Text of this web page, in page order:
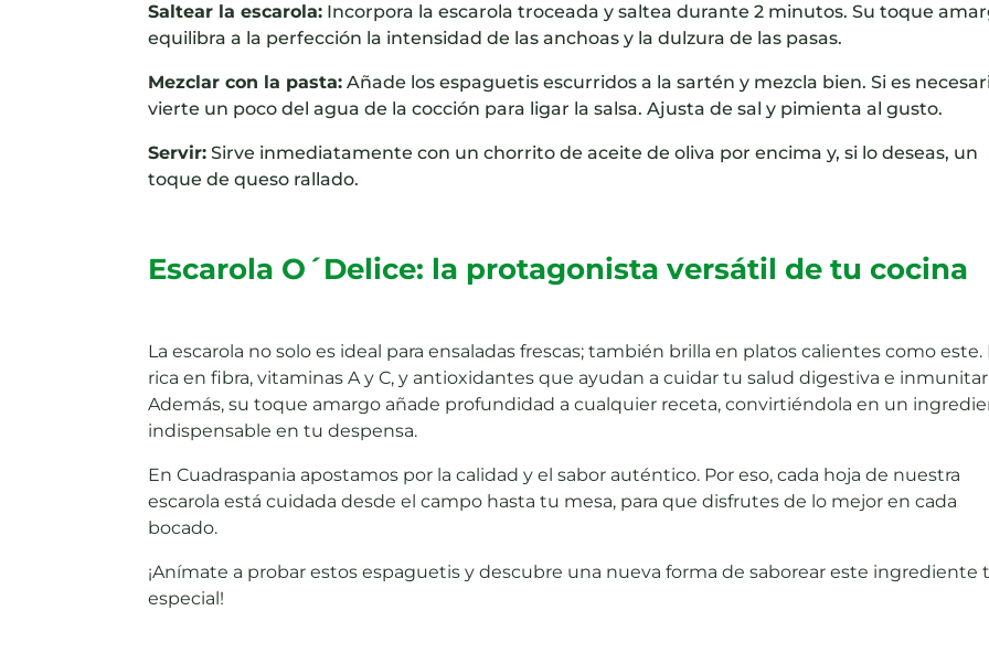
Saltear la escarola: Incorpora la escarola troceada y saltea durante 2 minutos. Su toque
equilibra a la perfección la intensidad de las anchoas y la dulzura de las pasas.
Mezclar con la pasta: Añade los espaguetis escurridos a la sartén y mezcla bien. Si es
vierte un poco del agua de la cocción para ligar la salsa. Ajusta de sal y pimienta al gusto.
Servir: Sirve inmediatamente con un chorrito de aceite de oliva por encima y, si lo deseas, un
toque de queso rallado.
Escarola O´Delice: la protagonista versátil de tu cocina
La escarola no solo es ideal para ensaladas frescas; también brilla en platos calientes como este.
rica en fibra, vitaminas A y C, y antioxidantes que ayudan a cuidartu salud digestiva e
Además, su toque amargo añade profundidad a cualquier receta, convirtiéndola en un
indispensable en tu despensa.
En Cuadraspania apostamos por la calidad y elsabor auténtico. Por eso, cada hoja de nuestra
escarola está cuidada desde el campo hasta tu mesa, para que disfrutes de lo mejor en cada
bocado.
¡Anímate a probar estos espaguetis y descubre una nueva forma de saborear este ingrediente
especial!